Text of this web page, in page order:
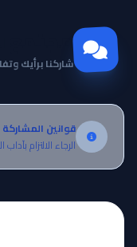
مجتمع Otanyuu
شاركنا برأيك
قوانين المشاركة
الرجاء الالتزام